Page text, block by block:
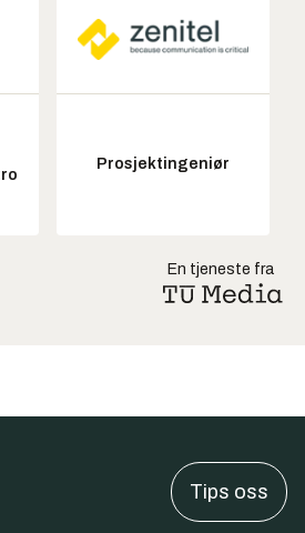
Prosjektingeniør
En tjeneste fra
Tips oss